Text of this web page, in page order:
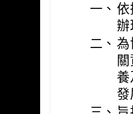
一、 依
辦
二、 為
發